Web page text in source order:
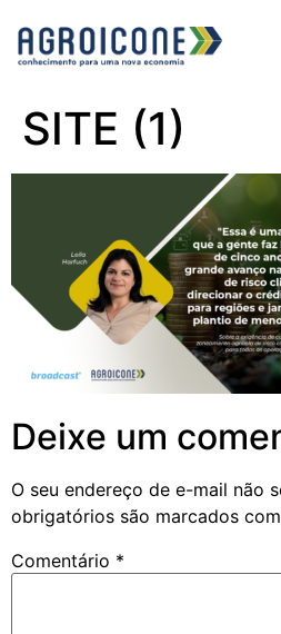
SITE (1)
Deixe um
O seu endereço de e-mail não
obrigatórios são marcados com
Comentário *